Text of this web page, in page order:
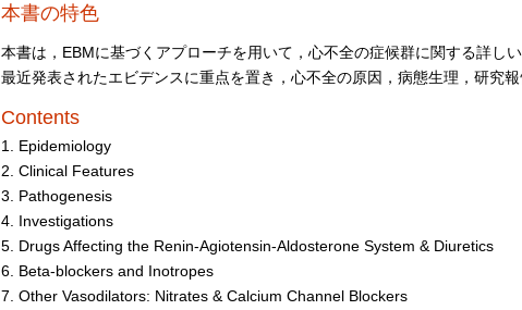
本書の特色
本書は，EBMに基づくアプローチを用いて，心不全の症候群に関する詳し
最近発表されたエビデンスに重点を置き，心不全の原因，病態生理，研究
Contents
1. Epidemiology
2. Clinical Features
3. Pathogenesis
4. Investigations
5. Drugs Affecting the Renin-Agiotensin-Aldosterone System & Diuretics
6. Beta-blockers and Inotropes
7. Other Vasodilators: Nitrates & Calcium Channel Blockers